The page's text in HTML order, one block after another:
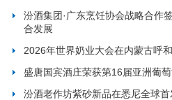
汾酒集团·广东烹饪协会战略合作
合发展
2026年世界奶业大会在内蒙古呼
盛唐国宾酒庄荣获第16届亚洲葡
汾酒老作坊紫砂新品在悉尼全球